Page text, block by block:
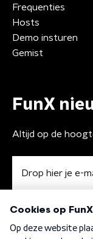
Frequenties
Hosts
Demo insturen
Gemist
FunX
Altijd op de